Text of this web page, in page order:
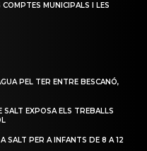
MUNICIPALS I LES
PEL TER ENTRE BESCANÓ,
SALT EXPOSA ELS TREBALLS
SALT PER A INFANTS DE 8 A 12